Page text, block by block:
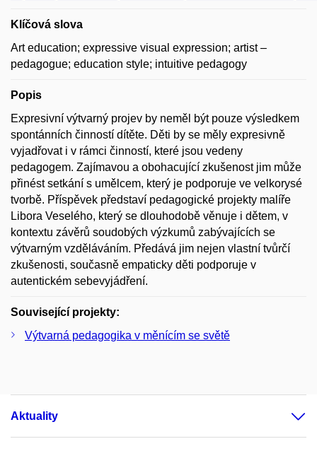
Klíčová slova
Art education; expressive visual expression; artist –
pedagogue; education style; intuitive pedagogy
Popis
Expresivní výtvarný projev by neměl být pouze výsledkem
spontánních činností dítěte. Děti by se měly expresivně
vyjadřovat i v rámci činností, které jsou vedeny
pedagogem. Zajímavou a obohacující zkušenost jim může
přinést setkání s umělcem, který je podporuje ve velkorysé
tvorbě. Příspěvek představí pedagogické projekty malíře
Libora Veselého, který se dlouhodobě věnuje i dětem, v
kontextu závěrů soudobých výzkumů zabývajících se
výtvarným vzděláváním. Předává jim nejen vlastní tvůrčí
zkušenosti, současně empaticky děti podporuje v
autentickém sebevyjádření.
Související projekty:
Výtvarná pedagogika v měnícím se světě
Aktuality